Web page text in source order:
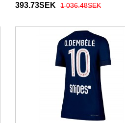
2025-26 Kortärmad
393.73SEK 1 036.48SEK